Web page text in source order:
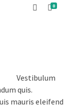
0
Vestibulum
quis.
mauris eleifend